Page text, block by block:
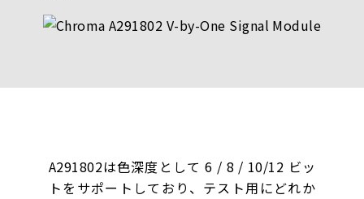
A291802は色深度として 6 / 8 / 10/12 ビッ
トをサポートしており、テスト用にどれか